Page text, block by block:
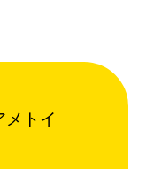
メトイ